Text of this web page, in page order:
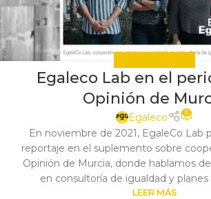
Egaleco Lab en el
Opinión de
Egaleco 0
En noviembre de 2021, EgaleCo Lab
reportaje en el suplemento sobre
Opinión de Murcia, donde hablamos
en consultoría de igualdad y planes
LEER MÁS